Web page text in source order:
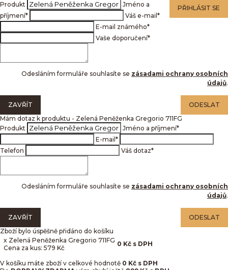
PŘIHLÁSIT SE
Produkt
Jméno a
příjmení* Váš e-mail *
E-mail známého*
Vaše doporučení*
Odesláním formuláře souhlasíte se zásadami ochrany osobních
údajů.
ZAVŘÍT
ODESLAT
Mám dotaz k produktu - Zelená Peněženka Gregorio 711FG
Produkt
Jméno a příjmení*
E-mail *
Telefon
Váš dotaz*
Odesláním formuláře souhlasíte se zásadami ochrany osobních
údajů.
ZAVŘÍT
ODESLAT
Zboží bylo úspěšně přidáno do košíku
x Zelená Peněženka Gregorio 711FG
Cena za kus: 579 Kč
0 Kč s DPH
V košíku máte zboží v celkové hodnotě 0 Kč s DPH